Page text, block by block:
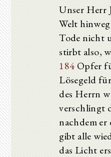
Unser Herr
Welt
Tode nicht
stirbt also,
184 Opfer
Lösegeld
des Herrn
verschlingt
nachdem
gibt alle
das Licht